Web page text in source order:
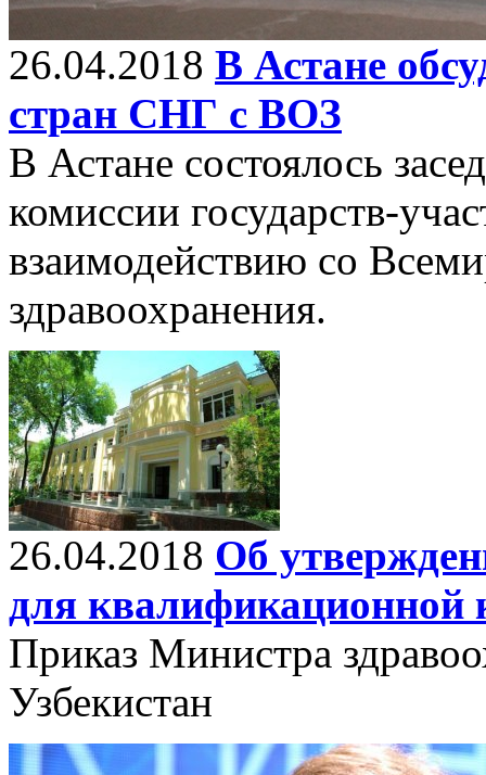
26.04.2018 В Астане
стран СНГ с ВОЗ
В Астане состоялось
комиссии государств-
взаимодействию со
здравоохранения.
26.04.2018 Об
для квалификационной
Приказ Министра
Узбекистан